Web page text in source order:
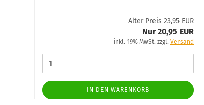
Alter Preis 23,95 EUR
Nur 20,95 EUR
inkl. 19% MwSt. zzgl. Versand
IN DEN WARENKORB